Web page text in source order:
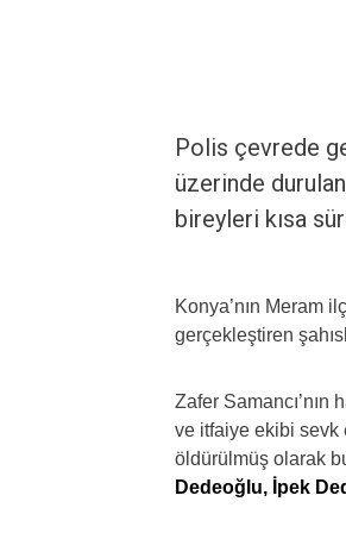
Polis çevrede
üzerinde
bireyleri kısa
Konya’nın Meram
gerçekleştiren
Zafer Samancı’nın
ve itfaiye ekibi sevk
öldürülmüş olarak
Dedeoğlu, İpek